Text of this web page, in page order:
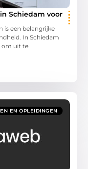
Schiedam voor
is een belangrijke
In Schiedam
om uit te
EN OPLEIDINGEN